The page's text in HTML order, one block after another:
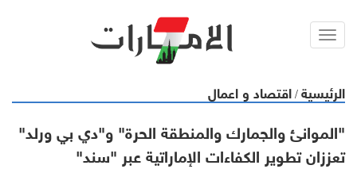
Toggl
الرئيسية / اقتصاد و اعمال
"الموانئ والجمارك والمنطقة الحرة" و"دي بي ورلد"
تعززان تطوير الكفاءات الإماراتية عبر "سند"